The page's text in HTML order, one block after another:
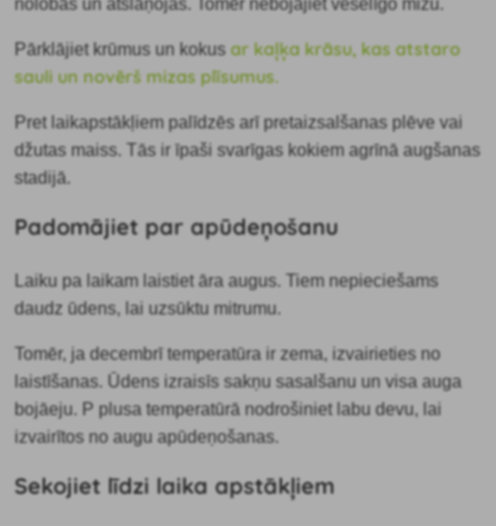
nolobās un atslāņojas. Tomēr nebojājiet veselīgo mizu.
Pārklājiet krūmus un kokusar kaļķa krāsu, kas atstaro
sauli un novērš mizas plīsumus.
Pret laikapstākļiem palīdzēs arī pretaizsalšanas plēve vai
džutas maiss. Tās ir īpaši svarīgas kokiem agrīnā augšanas
stadijā.
Padomājiet par apūdeņošanu
Laiku pa laikam laistiet āra augus. Tiem nepieciešams
daudz ūdens, lai uzsūktu mitrumu.
Tomēr, ja decembrī temperatūra ir zema, izvairieties no
laistīšanas. Ūdens izraisīs sakņu sasalšanu un visa auga
bojāeju. P plusa temperatūrā nodrošiniet labu devu, lai
izvairītos no augu apūdeņošanas.
Sekojiet līdzi laika apstākļiem